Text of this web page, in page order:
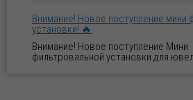
Внимание! Новое поступление мини
установки! 🔥
Внимание! Новое поступление Мини
фильтровальной установки для